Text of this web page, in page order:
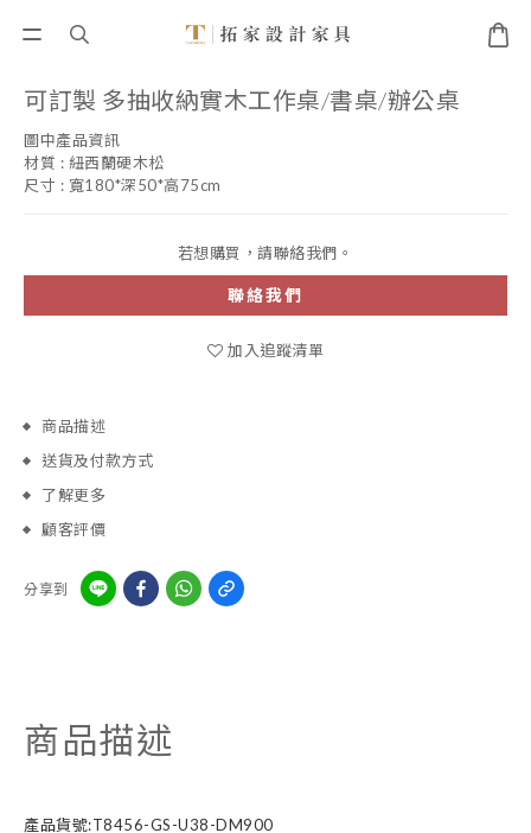
可訂製 多抽收納實木工作桌/書桌/辦公桌
圖中產品資訊
材質 : 紐西蘭硬木松
尺寸 : 寬180*深50*高75cm
若想購買，請聯絡我們。
聯絡我們
加入追蹤清單
商品描述
送貨及付款方式
了解更多
顧客評價
分享到
商品描述
產品貨號:T8456-GS-U38-DM900